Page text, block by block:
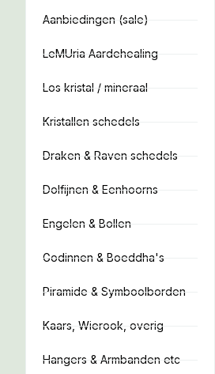
Aanbiedingen (sale)
LeMUria Aardehealing
Los kristal / mineraal
Kristallen schedels
Draken & Raven schedels
Dolfijnen & Eenhoorns
Engelen & Bollen
Godinnen & Boeddha's
Piramide & Symboolborden
Kaars, Wierook, overig
Hangers & Armbanden etc